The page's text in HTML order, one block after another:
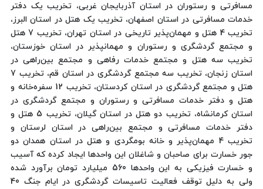
مسافرتی و رستوران در استان آذربایجان غربی، تخریب یک دفتر
خدمات مسافرتی در استان اصفهان، تخریب یک هتل در استان البرز،
تخریب 4 هتل و مهمان‌پذیر تاریخی در استان تهران، تخریب 7 هتل
و مجتمع گردشگری و رستوران و مهمانپذیر در استان خوزستان،
تخریب سه هتل و مجتمع خدمات رفاهی و مجتمع بین‌راهی در
استان زنجان، تخریب سه مجتمع گردشگری در استان قم، تخریب 7
هتل و مجتمع گردشگری در استان کردستان، تخریب 12 سفره‌خانه و
هتل و دفتر خدمات مسافرتی و رستوران و مجتمع گردشگری در
استان کرمانشاه، تخریب دو هتل در استان گیلان، تخریب 5 هتل و
دفتر خدمات مسافرتی و مجتمع بین‌راهی در استان لرستان و
تخریب 4 مهمان‌پذیر و خانه بومگردی و هتل در استان همدان دو
جور خسارت برای صاحبان و شاغلان این واحدها ایجاد کرده که آسیب
و خسارت فیزیکی به این واحدها 560 میلیارد تومان برآورد شده
ولی به دلیل توقف فعالیت تاسیسات گردشگری در ایام جنگ 40